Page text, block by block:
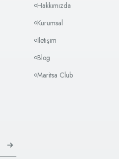
Hakkımızda
Kurumsal
İletişim
Blog
Maritsa Club